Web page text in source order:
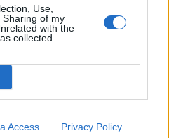
Use,
of my
with the
collected.
Access Privacy Policy